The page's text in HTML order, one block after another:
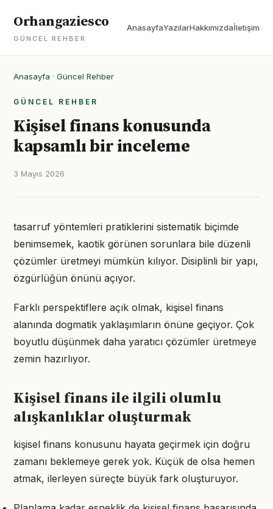
Orhangaziesco
GÜNCEL REHBER
AnasayfaYazılarHakkımızdaİletişim
Anasayfa · Güncel Rehber
GÜNCEL REHBER
Kişisel finans konusunda
kapsamlı bir inceleme
3 Mayıs 2026
tasarruf yöntemleri pratiklerini sistematik biçimde
benimsemek, kaotik görünen sorunlara bile düzenli
çözümler üretmeyi mümkün kılıyor. Disiplinli bir yapı,
özgürlüğün önünü açıyor.
Farklı perspektiflere açık olmak, kişisel finans
alanında dogmatik yaklaşımların önüne geçiyor. Çok
boyutlu düşünmek daha yaratıcı çözümler üretmeye
zemin hazırlıyor.
Kişisel finans ile ilgili olumlu
alışkanlıklar oluşturmak
kişisel finans konusunu hayata geçirmek için doğru
zamanı beklemeye gerek yok. Küçük de olsa hemen
atmak, ilerleyen süreçte büyük fark oluşturuyor.